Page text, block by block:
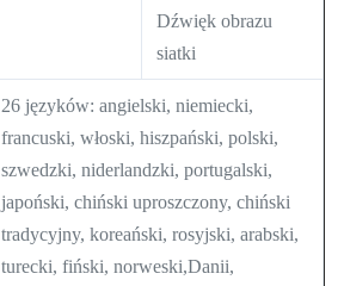
Dźwięk obrazu
siatki
26 języków: angielski, niemiecki,
francuski, włoski, hiszpański, polski,
szwedzki, niderlandzki, portugalski,
japoński, chiński uproszczony, chiński
tradycyjny, koreański, rosyjski, arabski,
turecki, fiński, norweski,Danii,